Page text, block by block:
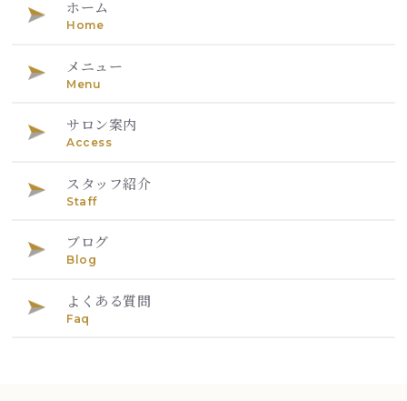
ホーム
Home
メニュー
Menu
サロン案内
Access
スタッフ紹介
Staff
ブログ
Blog
よくある質問
Faq